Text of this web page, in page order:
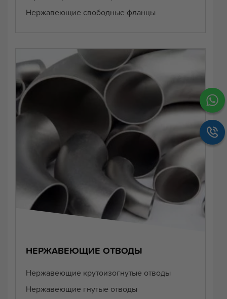
Нержавеющие свободные фланцы
НЕРЖАВЕЮЩИЕ ОТВОДЫ
Нержавеющие крутоизогнутые отводы
Нержавеющие гнутые отводы